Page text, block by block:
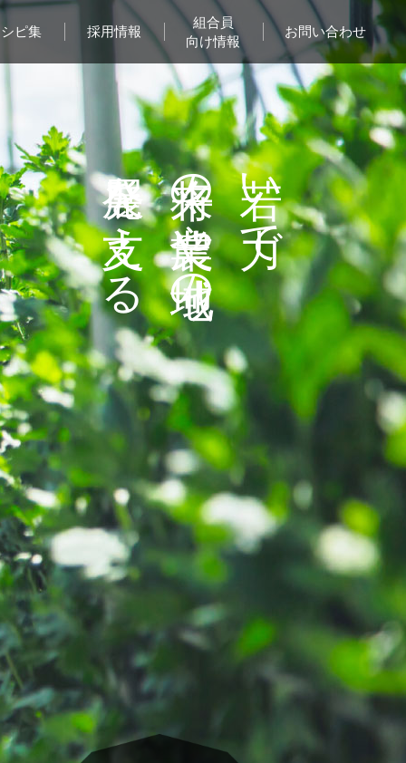
ピ集 採用情報
組合員
向け情報
お問い合わせ
若い力で
将来の農業や地域の
発展を支える